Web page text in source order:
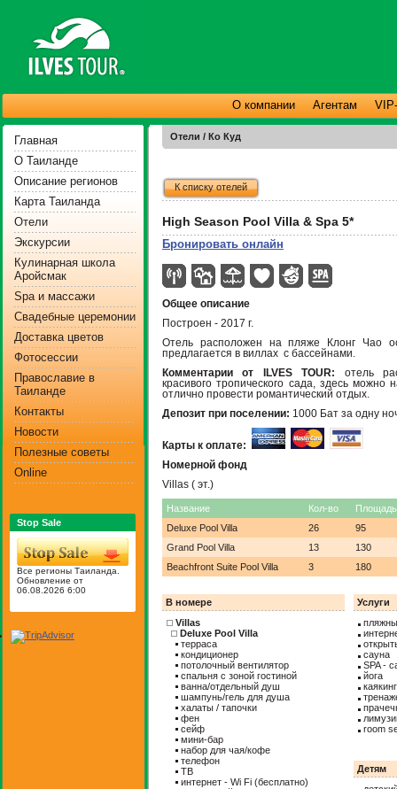
О компании Агентам
Главная
О Таиланде
Описание регионов
Карта Таиланда
Отели
Экскурсии
Кулинарная школа
Аройсмак
Spa и массажи
Свадебные церемонии
Доставка цветов
Фотосессии
Православие в
Таиланде
Контакты
Новости
Полезные советы
Online
Stop Sale
Все регионы Таиланда.
Обновление от
06.08.2026 6:00
Отели / Ко Куд
К списку отелей
High Season Pool Villa & Spa 5*
Бронировать онлайн
Общее описание
Построен - 2017 г.
Отель расположен на пляже Клонг Чао
предлагается в виллах с бассейнами.
Комментарии от ILVES TOUR:
отель
красивого тропического сада, здесь можно
отлично провести романтический отдых.
Депозит при поселении: 1000 Бат за одну
Карты к оплате:
Номерной фонд
Villas ( эт.)
Название Кол-во
Площадь
Deluxe Pool Villa
26
95
Grand Pool Villa
13
130
Beachfront Suite Pool Villa
3 180
В номере
Villas
Deluxe Pool Villa
терраса
кондиционер
потолочный вентилятор
спальня с зоной гостиной
ванна/отдельный душ
шампунь/гель для душа
халаты / тапочки
фен
сейф
мини-бар
набор для чая/кофе
телефон
ТВ
интернет - Wi Fi (бесплатно)
Услуги
сауна
SPA -
йога
каякинг
room
Детям